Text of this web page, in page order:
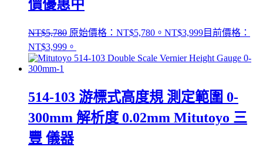
價優惠中
NT$5,780 原始價格：NT$5,780。 NT$3,999目前價格：
NT$3,999。
514-103 游標式高度規 測定範圍 0-
300mm 解析度 0.02mm Mitutoyo 三
豐 儀器